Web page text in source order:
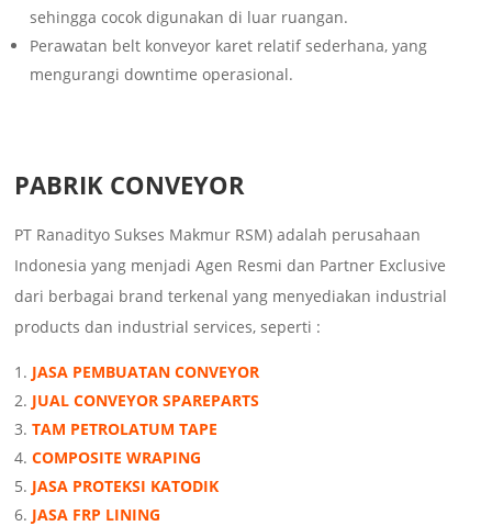
sehingga cocok digunakan di luar ruangan.
Perawatan belt konveyor karet relatif sederhana, yang
mengurangi downtime operasional.
PABRIK CONVEYOR
PT Ranadityo Sukses Makmur RSM) adalah perusahaan
Indonesia yang menjadi Agen Resmi dan Partner Exclusive
dari berbagai brand terkenal yang menyediakan industrial
products dan industrial services, seperti :
JASA PEMBUATAN CONVEYOR
JUAL CONVEYOR SPAREPARTS
TAM PETROLATUM TAPE
COMPOSITE WRAPING
JASA PROTEKSI KATODIK
JASA FRP LINING